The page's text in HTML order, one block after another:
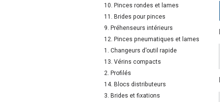
10. Pinces rondes et lames
11. Brides pour pinces
9. Préhenseurs intérieurs
12. Pinces pneumatiques et lames
1. Changeurs d'outil rapide
13. Vérins compacts
2. Profilés
14. Blocs distributeurs
3. Brides et fixations